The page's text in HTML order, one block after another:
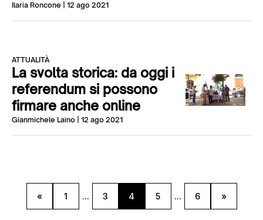
Ilaria Roncone | 12 ago 2021
ATTUALITÀ
La svolta storica: da oggi i
referendum si possono
firmare anche online
Gianmichele Laino | 12 ago 2021
« 1 ... 3 4 5 ... 6 »